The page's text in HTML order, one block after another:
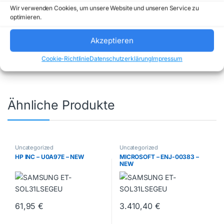
Wir verwenden Cookies, um unsere Website und unseren Service zu
optimieren.
Akzeptieren
Cookie-RichtlinieDatenschutzerklärungImpressum
Artikelnummer:
Ähnliche Produkte
Uncategorized
HP INC – U0A97E – NEW
61,95€
Uncategorized
MICROSOFT – ENJ-00383 –
NEW
3.410,40 €